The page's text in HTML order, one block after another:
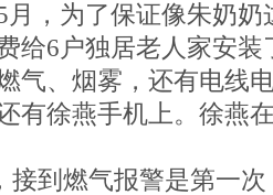
月，为了保证像朱奶
给6户独居老人家安装
气、烟雾，还有电线
有徐燕手机上。徐燕
接到燃气报警是第一